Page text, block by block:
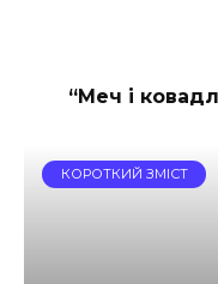
“Меч і
КОРОТКИЙ ЗМІСТ